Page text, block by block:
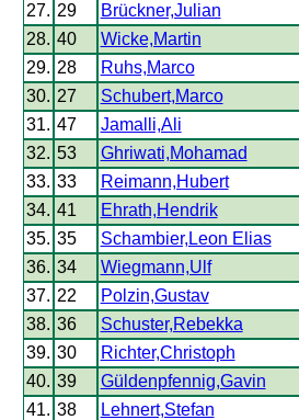
27. 29 Brückner,Julian
28. 40 Wicke,Martin
29. 28 Ruhs,Marco
30. 27 Schubert,Marco
31. 47 Jamalli,Ali
32. 53 Ghriwati,Mohamad
33. 33 Reimann,Hubert
34. 41 Ehrath,Hendrik
35. 35 Schambier,Leon Elias
36. 34 Wiegmann,Ulf
37. 22 Polzin,Gustav
38. 36 Schuster,Rebekka
39. 30 Richter,Christoph
40. 39 Güldenpfennig,Gavin
41. 38 Lehnert,Stefan